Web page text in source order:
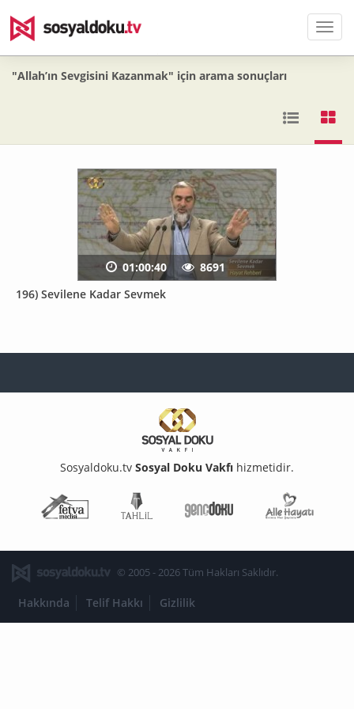
Menü
"Allah’ın Sevgisini Kazanmak" için arama sonuçları
196) Sevilene Kadar Sevmek
01:00:40 8691
Sosyaldoku.tv Sosyal Doku Vakfı hizmetidir.
Fetva Meclisi
Genç Doku
© 2005 - 2026 Tüm Hakları Saklıdır.
Hakkında Telif Hakkı Gizlilik